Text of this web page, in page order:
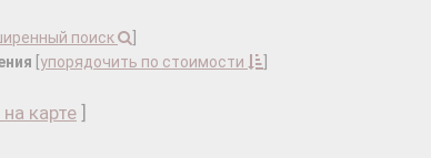
поиск
упорядочить по стоимости
карте